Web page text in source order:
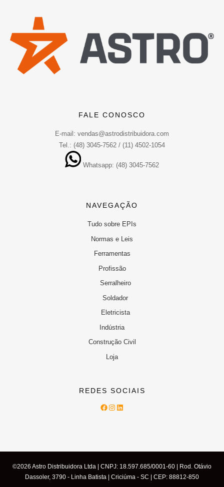
FALE CONOSCO
E-mail: vendas@astrodistribuidora.com
Tel.: (48) 3045-7562 / (11) 4502-1054
Whatsapp: (48) 3045-7562
NAVEGAÇÃO
Tudo sobre EPIs
Normas e Leis
Ferramentas
Profissão
Serralheiro
Soldador
Eletricista
Indústria
Construção Civil
Loja
REDES SOCIAIS
Facebook
Instagram
LinkedIn
©2026 Astro Distribuidora Ltda | CNPJ: 18.597.685/0001-60 | Rod. Otávio
Dassoler, 3790 - Linha Batista | Criciúma - SC | CEP: 88812-850